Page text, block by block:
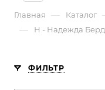
Главная — Каталог
— Н - Надежда
ФИЛЬТР